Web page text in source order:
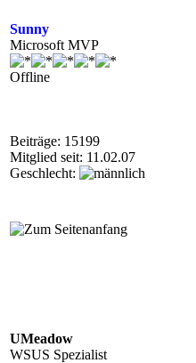
Sunny
Microsoft MVP
Offline
Beiträge: 15199
Mitglied seit: 11.02.07
Geschlecht:
UMeadow
WSUS Spezialist